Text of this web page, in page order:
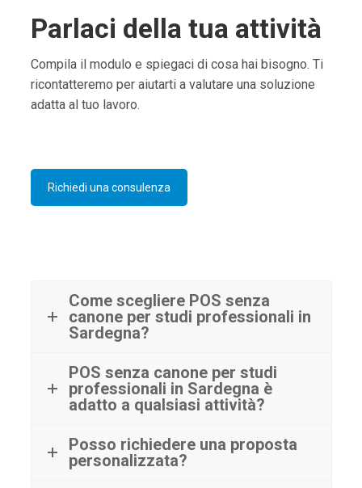
Parlaci della tua attività
Compila il modulo e spiegaci di cosa hai bisogno. Ti
ricontatteremo per aiutarti a valutare una soluzione
adatta al tuo lavoro.
Richiedi una consulenza
Come scegliere POS senza
canone per studi professionali in
Sardegna?
POS senza canone per studi
professionali in Sardegna è
adatto a qualsiasi attività?
Posso richiedere una proposta
personalizzata?